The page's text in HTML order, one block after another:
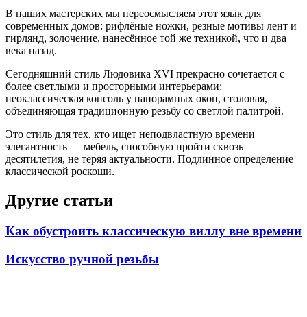
В наших мастерских мы переосмысляем этот язык для
современных домов: рифлёные ножки, резные мотивы лент и
гирлянд, золочение, нанесённое той же техникой, что и два
века назад.
Сегодняшний стиль Людовика XVI прекрасно сочетается с
более светлыми и просторными интерьерами:
неоклассическая консоль у панорамных окон, столовая,
объединяющая традиционную резьбу со светлой палитрой.
Это стиль для тех, кто ищет неподвластную времени
элегантность — мебель, способную пройти сквозь
десятилетия, не теряя актуальности. Подлинное определение
классической роскоши.
Другие статьи
Как обустроить классическую виллу вне времени
Искусство ручной резьбы